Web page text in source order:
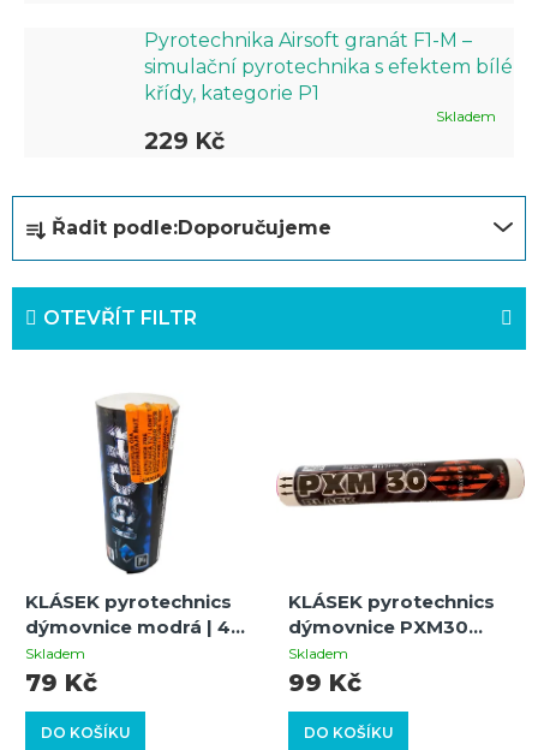
Pyrotechnika Airsoft granát F1-M –
simulační pyrotechnika s efektem bílé
křídy, kategorie P1
Skladem
229 Kč
z
e
k
ů
Řadit podle:Doporučujeme
OTEVŘÍT FILTR
o
d
KLÁSEK pyrotechnics
dýmovnice modrá | 40
sekund | 1ks
Skladem
DO KOŠÍKU
79 Kč
KLÁSEK pyrotechnics
dýmovnice PXM30
černá – intenzivní dým
pro airsoft a efekty
Skladem
DO KOŠÍKU
99 Kč